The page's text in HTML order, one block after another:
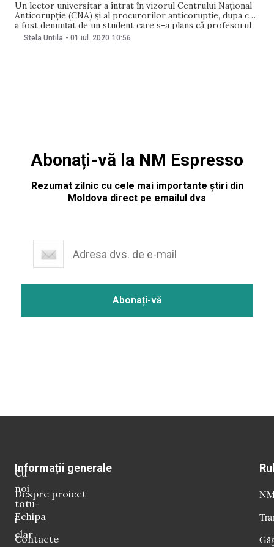
Un lector universitar a întrat în vizorul Centrului Național
Anticorupție (CNA) și al procurorilor anticorupție, dupa ce
a fost denunțat de un student care s-a plans că profesorul
i-ar fi cerut mită. Potrivit studentului, lectorul Catedrei
Stela Untila - 01 iul. 2020 10:56
Abonați-vă la NM Espresso
Rezumat zilnic cu cele mai importante știri din
Moldova direct pe emailul dvs
Cu
noi
totu-
i
clar
Informații generale
Despre proiect
Echipa
Contacte